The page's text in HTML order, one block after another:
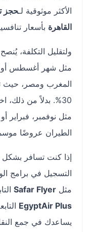
الأكثر موثوقية لـحجز تذاكر
القاهرةبأسعار تنافسية
ولتقليل التكلفة، يُنصح
مثل شهر أغسطس أو
المغرب ومصر، حيث ترتفع
30%. بدلاً من ذلك، اختر
مثل نوفمبر، فبراير أو
الطيران عروضًا موسمية
إذا كنت تسافر بشكل
التسجيل في برامج الولاء
Safar Flyerالتابعة لـ Royal Air Maroc أو
EgyptAir Plusالتابعة
يساعدك في جمع النقاط